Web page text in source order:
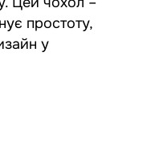
простоту,
у